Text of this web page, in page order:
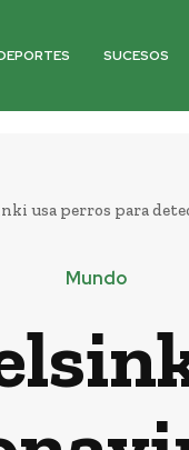
SUCESOS
usa perros para
Mundo